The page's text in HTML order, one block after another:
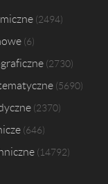
2494
6
2730
5690
2370
646
14792